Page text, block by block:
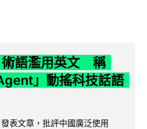
術語濫用英文 稱
」動搖科技話語
表文章，批評中國廣泛使用